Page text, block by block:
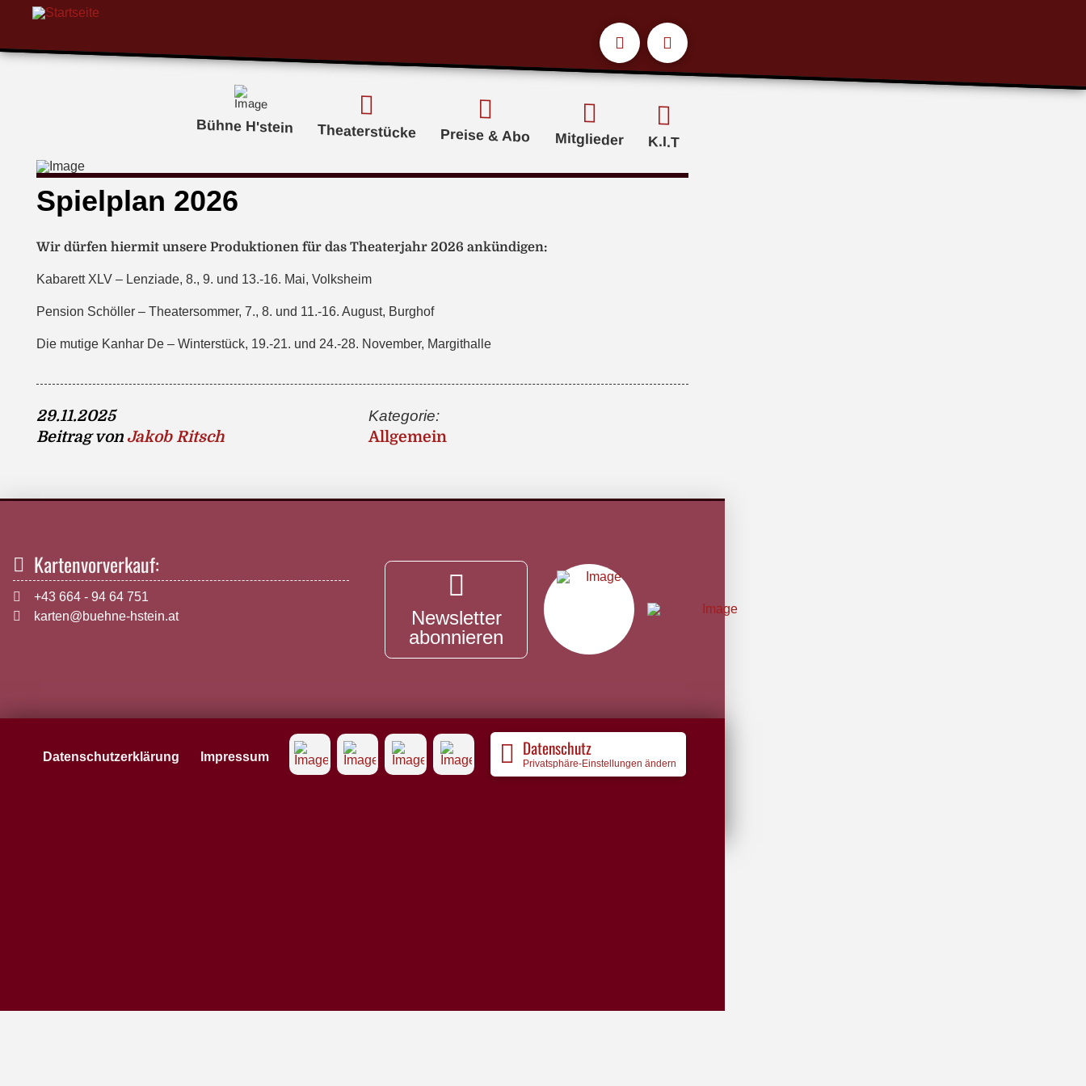
Bühne H'stein Theaterstücke Preise & Abo Mitglieder K.I.T
Spielplan 2026
Wir dürfen hiermit unsere Produktionen für das Theaterjahr 2026 ankündigen:
Kabarett XLV – Lenziade, 8., 9. und 13.-16. Mai, Volksheim
Pension Schöller – Theatersommer, 7., 8. und 11.-16. August, Burghof
Die mutige Kanhar De – Winterstück, 19.-21. und 24.-28. November, Margithalle
29.11.2025
Beitrag von Jakob Ritsch
Kategorie:
Allgemein
Kartenvorverkauf:
+43 664 - 94 64 751
karten@buehne-hstein.at
Newsletter
abonnieren
Datenschutzerklärung Impressum Datenschutz
Privatsphäre-Einstellungen ändern